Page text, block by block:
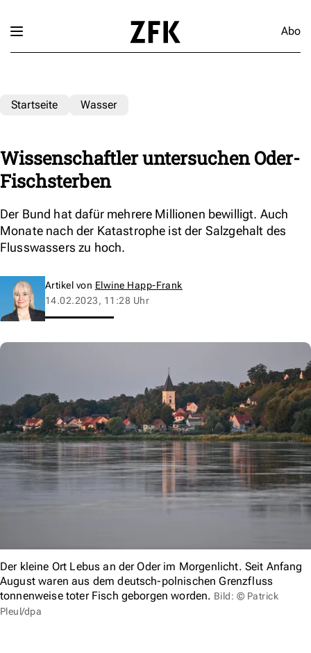
Abo
Startseite Wasser
Wissenschaftler untersuchen Oder-
Fischsterben
Der Bund hat dafür mehrere Millionen bewilligt. Auch
Monate nach der Katastrophe ist der Salzgehalt des
Flusswassers zu hoch.
Artikel von Elwine Happ-Frank
14.02.2023, 11:28 Uhr
Der kleine Ort Lebus an der Oder im Morgenlicht. Seit Anfang
August waren aus dem deutsch-polnischen Grenzfluss
tonnenweise toter Fisch geborgen worden. Bild: © Patrick
Pleul/dpa